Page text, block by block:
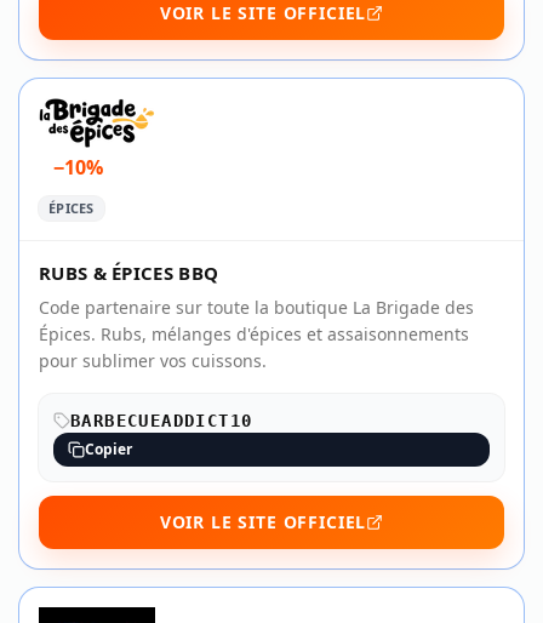
VOIR LE SITE OFFICIEL
−10%
ÉPICES
RUBS & ÉPICES BBQ
Code partenaire sur toute la boutique La Brigade des
Épices. Rubs, mélanges d'épices et assaisonnements
pour sublimer vos cuissons.
BARBECUEADDICT10
Copier
VOIR LE SITE OFFICIEL